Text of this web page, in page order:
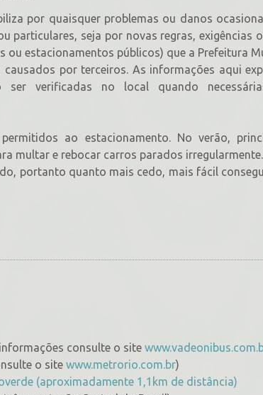
por quaisquer problemas ou danos
particulares, seja por novas regras, exigências
ou estacionamentos públicos) que a Prefeitura
por terceiros. As informações aqui
ser verificadas no local quando
ao estacionamento. No verão,
multar e rebocar carros parados
portanto quanto mais cedo, mais fácil
consulte o site
o site www.metrorio.com.br)
(aproximadamente 1,1km de distância)